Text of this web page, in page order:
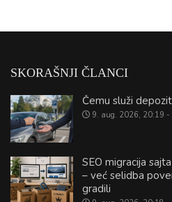
SKORAŠNJI ČLANCI
Čemu služi
9. aug. 2026, 20:19
SEO migracija
– već selidba
gradili